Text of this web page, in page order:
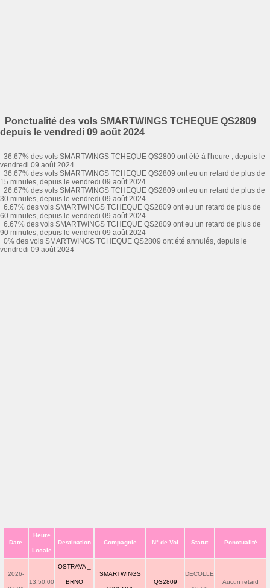
Ponctualité des vols SMARTWINGS TCHEQUE QS2809
depuis le vendredi 09 août 2024
36.67% des vols SMARTWINGS TCHEQUE QS2809 ont été à l'heure , depuis le
vendredi 09 août 2024
36.67% des vols SMARTWINGS TCHEQUE QS2809 ont eu un retard de plus de
15 minutes, depuis le vendredi 09 août 2024
26.67% des vols SMARTWINGS TCHEQUE QS2809 ont eu un retard de plus de
30 minutes, depuis le vendredi 09 août 2024
6.67% des vols SMARTWINGS TCHEQUE QS2809 ont eu un retard de plus de
60 minutes, depuis le vendredi 09 août 2024
6.67% des vols SMARTWINGS TCHEQUE QS2809 ont eu un retard de plus de
90 minutes, depuis le vendredi 09 août 2024
0% des vols SMARTWINGS TCHEQUE QS2809 ont été annulés, depuis le
vendredi 09 août 2024
Date
Heure
Locale
Destination Compagnie N° de Vol Statut Ponctualité
2026-
13:50:00
OSTRAVA _
BRNO
SMARTWINGS
QS2809
DECOLLE
Aucun retard